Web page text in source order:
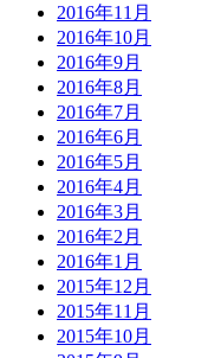
2016年11月
2016年10月
2016年9月
2016年8月
2016年7月
2016年6月
2016年5月
2016年4月
2016年3月
2016年2月
2016年1月
2015年12月
2015年11月
2015年10月